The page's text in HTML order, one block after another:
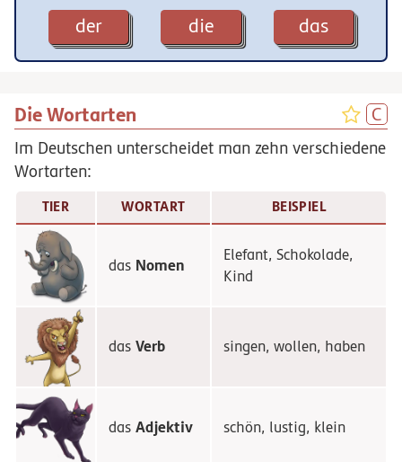
der die das
Die Wortarten
Im Deutschen unterscheidet man zehn verschiedene
Wortarten:
TIER WORTART BEISPIEL
das Nomen
Elefant, Schokolade,
Kind
das Verb singen, wollen, haben
das Adjektiv schön, lustig, klein